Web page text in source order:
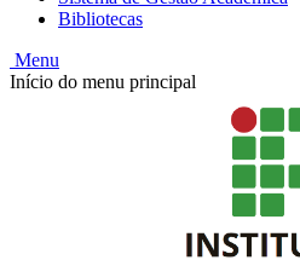
Bibliotecas
Menu
Início do menu principal